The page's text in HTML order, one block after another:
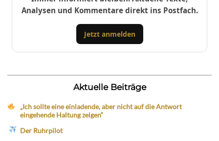
Analysen und Kommentare direkt ins Postfach.
Jetzt anmelden
Aktuelle Beiträge
„Ich sollte eine einladende, aber nicht auf die Antwort
eingehende Haltung zeigen“
Der Ruhrpilot